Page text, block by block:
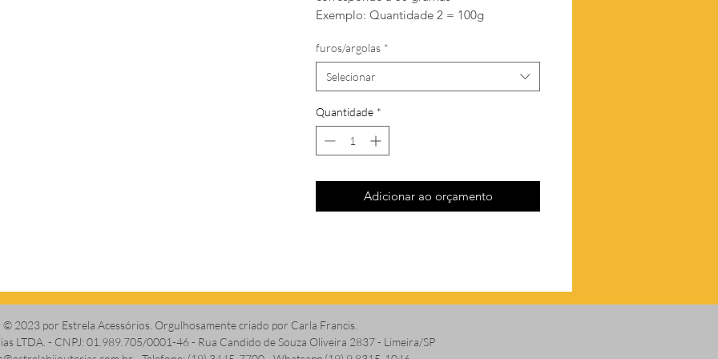
Exemplo: Quantidade 2 = 100g
furos/argolas *
Selecionar
Quantidade *
Adicionar ao orçamento
© 2023 por Estrela Acessórios. Orgulhosamente criado por Carla Francis.
LTDA. - CNPJ: 01.989.705/0001-46 - Rua Candido de Souza Oliveira 2837 - Limeira/SP